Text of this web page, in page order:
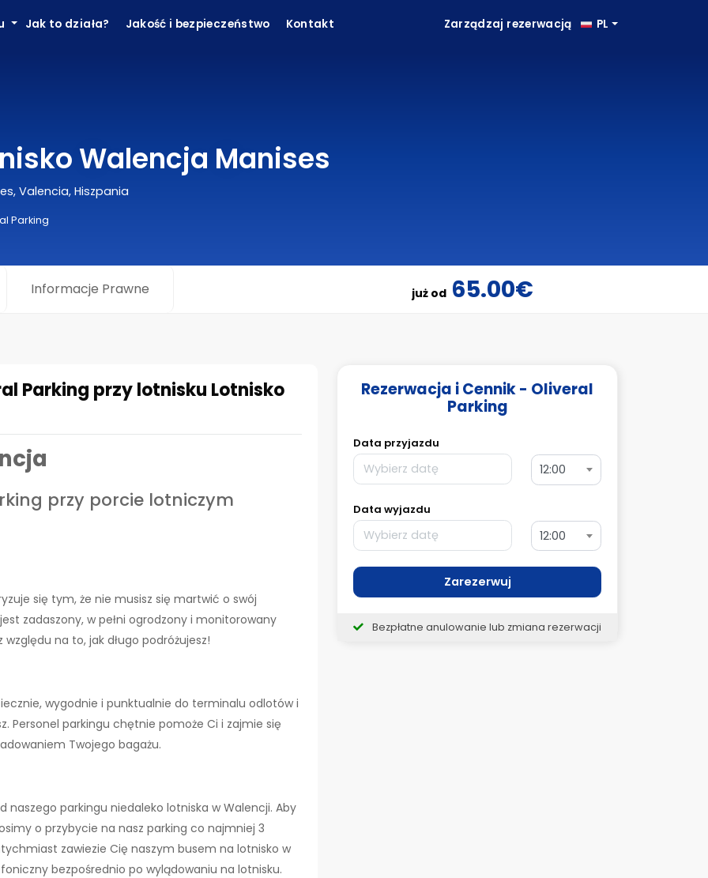
Jak to działa? Jakość i bezpieczeństwo Kontakt Zarządzaj rezerwacją PL
Walencja Manises
Valencia, Hiszpania
Parking
Informacje Prawne już od 65.00€
Parking przy lotnisku Lotnisko
przy porcie lotniczym
się tym, że nie musisz się martwić o swój
zadaszony, w pełni ogrodzony i monitorowany
na to, jak długo podróżujesz!
wygodnie i punktualnie do terminalu odlotów i
Personel parkingu chętnie pomoże Ci i zajmie się
Twojego bagażu.
naszego parkingu niedaleko lotniska w Walencji. Aby
o przybycie na nasz parking co najmniej 3
zawiezie Cię naszym busem na lotnisko w
bezpośrednio po wylądowaniu na lotnisku.
Rezerwacja i Cennik - Oliveral
Parking
Data przyjazdu
12:00
Data wyjazdu
12:00
Zarezerwuj
Bezpłatne anulowanie lub zmiana rezerwacji